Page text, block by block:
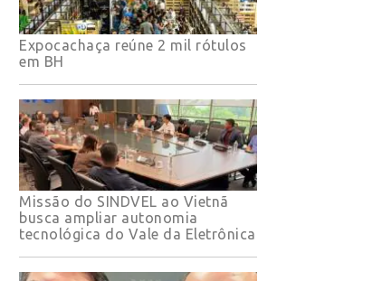
Expocachaça reúne 2 mil rótulos
em BH
Missão do SINDVEL ao Vietnã
busca ampliar autonomia
tecnológica do Vale da Eletrônica